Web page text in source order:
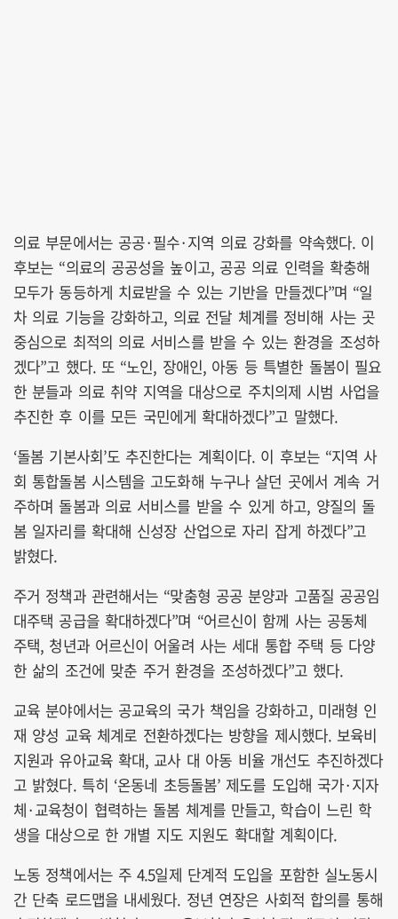
의료 부문에서는 공공·필수·지역 의료 강화를 약속했다. 이
후보는 “의료의 공공성을 높이고, 공공 의료 인력을 확충해
모두가 동등하게 치료받을 수 있는 기반을 만들겠다”며 “일
차 의료 기능을 강화하고, 의료 전달 체계를 정비해 사는 곳
중심으로 최적의 의료 서비스를 받을 수 있는 환경을 조성하
겠다”고 했다. 또 “노인, 장애인, 아동 등 특별한 돌봄이 필요
한 분들과 의료 취약 지역을 대상으로 주치의제 시범 사업을
추진한 후 이를 모든 국민에게 확대하겠다”고 말했다.
‘돌봄 기본사회’도 추진한다는 계획이다. 이 후보는 “지역 사
회 통합돌봄 시스템을 고도화해 누구나 살던 곳에서 계속 거
주하며 돌봄과 의료 서비스를 받을 수 있게 하고, 양질의 돌
봄 일자리를 확대해 신성장 산업으로 자리 잡게 하겠다”고
밝혔다.
주거 정책과 관련해서는 “맞춤형 공공 분양과 고품질 공공임
대주택 공급을 확대하겠다”며 “어르신이 함께 사는 공동체
주택, 청년과 어르신이 어울려 사는 세대 통합 주택 등 다양
한 삶의 조건에 맞춘 주거 환경을 조성하겠다”고 했다.
교육 분야에서는 공교육의 국가 책임을 강화하고, 미래형 인
재 양성 교육 체계로 전환하겠다는 방향을 제시했다. 보육비
지원과 유아교육 확대, 교사 대 아동 비율 개선도 추진하겠다
고 밝혔다. 특히 ‘온동네 초등돌봄’ 제도를 도입해 국가·지자
체·교육청이 협력하는 돌봄 체계를 만들고, 학습이 느린 학
생을 대상으로 한 개별 지도 지원도 확대할 계획이다.
노동 정책에서는 주 4.5일제 단계적 도입을 포함한 실노동시
간 단축 로드맵을 내세웠다. 정년 연장은 사회적 합의를 통해